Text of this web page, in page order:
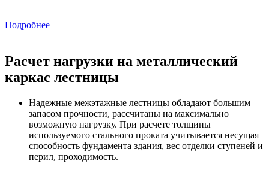
Подробнее
Расчет нагрузки на металлический
каркас лестницы
Надежные межэтажные лестницы обладают большим
запасом прочности, рассчитаны на максимально
возможную нагрузку. При расчете толщины
используемого стального проката учитывается несущая
способность фундамента здания, вес отделки ступеней и
перил, проходимость.